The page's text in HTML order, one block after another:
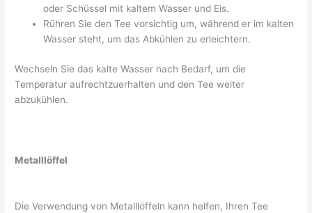
oder Schüssel mit kaltem Wasser und Eis.
Rühren Sie den Tee vorsichtig um, während er im kalten
Wasser steht, um das Abkühlen zu erleichtern.
Wechseln Sie das kalte Wasser nach Bedarf, um die
Temperatur aufrechtzuerhalten und den Tee weiter
abzukühlen.
Metalllöffel
Die Verwendung von Metalllöffeln kann helfen, Ihren Tee